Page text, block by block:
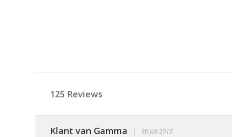
125 Reviews
Klant van Gamma | 30 juli 2016